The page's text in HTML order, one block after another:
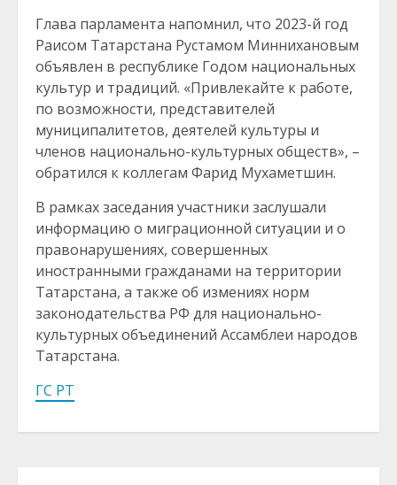
Глава парламента напомнил, что 2023-й год
Раисом Татарстана Рустамом Миннихановым
объявлен в республике Годом национальных
культур и традиций. «Привлекайте к работе,
по возможности, представителей
муниципалитетов, деятелей культуры и
членов национально-культурных обществ», –
обратился к коллегам Фарид Мухаметшин.
В рамках заседания участники заслушали
информацию о миграционной ситуации и о
правонарушениях, совершенных
иностранными гражданами на территории
Татарстана, а также об измениях норм
законодательства РФ для национально-
культурных объединений Ассамблеи народов
Татарстана.
ГС РТ